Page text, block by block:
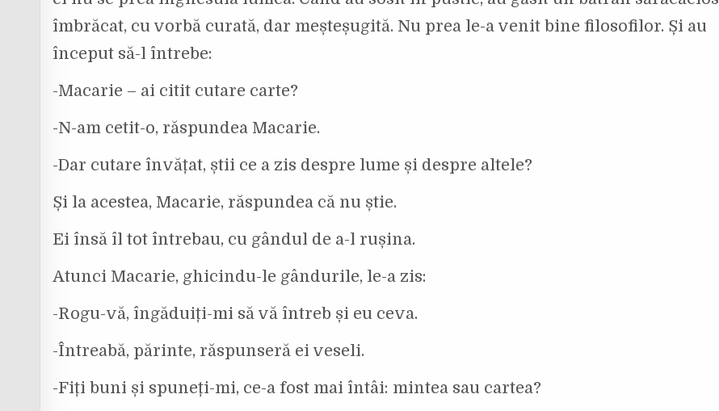
îmbrăcat, cu vorbă curată, dar meșteșugită. Nu prea le-a venit bine filosofilor. Și au
început să-l întrebe:
-Macarie – ai citit cutare carte?
-N-am cetit-o, răspundea Macarie.
-Dar cutare învățat, știi ce a zis despre lume și despre altele?
Și la acestea, Macarie, răspundea că nu știe.
Ei însă îl tot întrebau, cu gândul de a-l rușina.
Atunci Macarie, ghicindu-le gândurile, le-a zis:
-Rogu-vă, îngăduiți-mi să vă întreb și eu ceva.
-Întreabă, părinte, răspunseră ei veseli.
-Fiți buni și spuneți-mi, ce-a fost mai întâi: mintea sau cartea?